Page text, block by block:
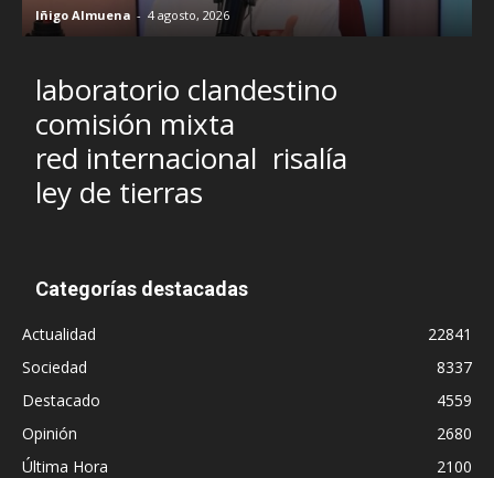
Iñigo Almuena - 4 agosto, 2026
laboratorio clandestino
comisión mixta
red internacional risalía
ley de tierras
Categorías destacadas
Actualidad
22841
Sociedad
8337
Destacado
4559
Opinión
2680
Última Hora
2100